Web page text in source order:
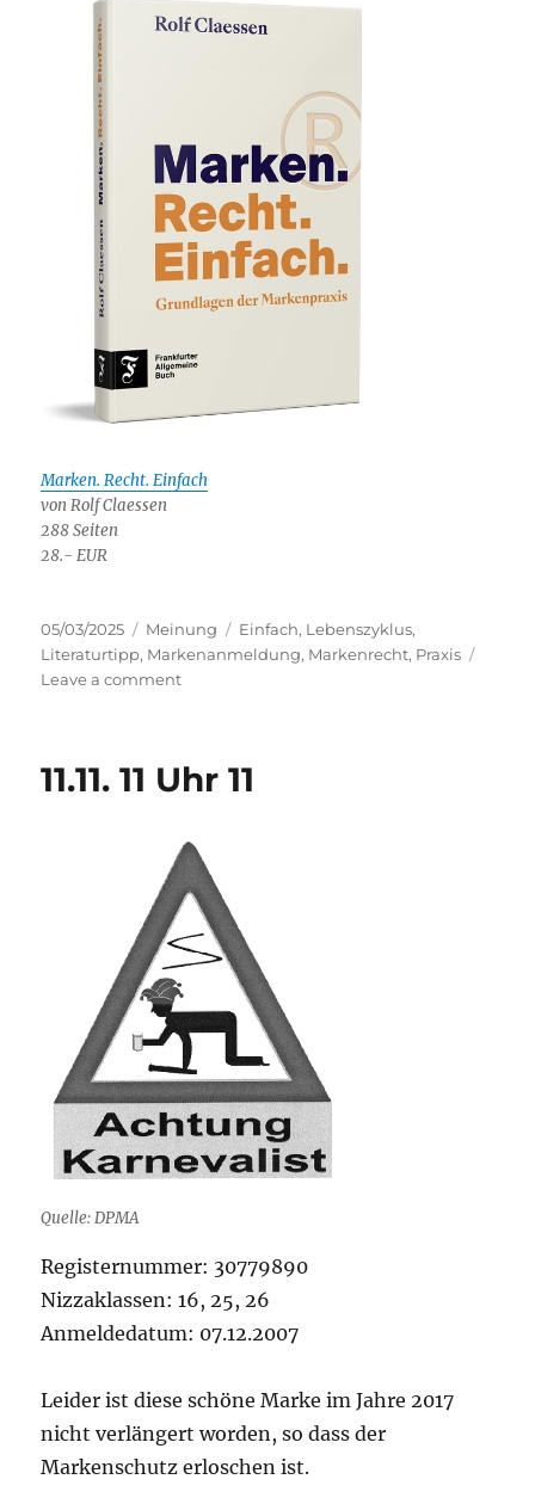
Marken. Recht. Einfach
von Rolf Claessen
288 Seiten
28.- EUR
Posted
on
05/03/2025 Categories
Meinung Tags
Einfach, Lebenszyklus,
Literaturtipp, Markenanmeldung, Markenrecht, Praxis
Leave a commenton
11.11. 11 Uhr 11
Quelle: DPMA
Registernummer: 30779890
Nizzaklassen: 16, 25, 26
Anmeldedatum: 07.12.2007
Leider ist diese schöne Marke im Jahre 2017
nicht verlängert worden, so dass der
Markenschutz erloschen ist.